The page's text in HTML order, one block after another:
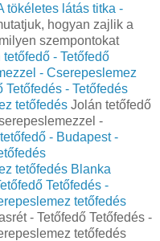
tökéletes látás titka -
hogyan zajlik a
szempontokat
tetőfedő - Tetőfedő
- Cserepeslemez
Tetőfedés - Tetőfedés
tetőfedés Jolán tetőfedő
-
- Budapest -
tetőfedés Blanka
Tetőfedés -
tetőfedés
- Tetőfedő Tetőfedés -
tetőfedés